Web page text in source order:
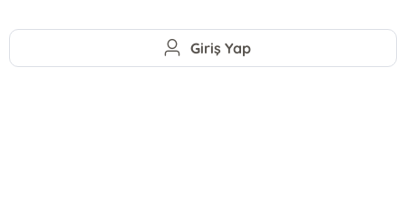
Giriş Yap